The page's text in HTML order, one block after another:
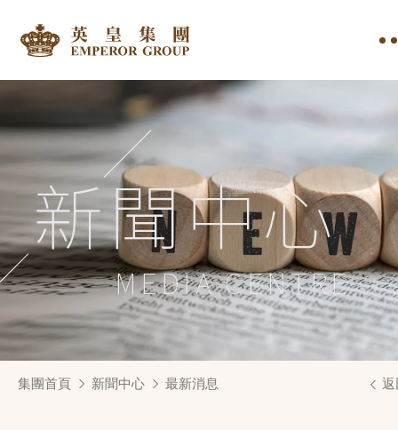
新聞中心
MEDIA CENTRE
返
集團首頁 新聞中心 最新消息